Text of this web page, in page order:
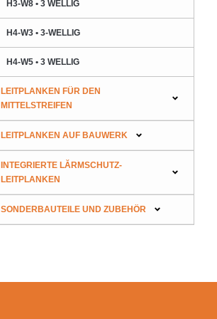
H3-W8 • 3 WELLIG
H4-W3 • 3-WELLIG
H4-W5 • 3 WELLIG
LEITPLANKEN FÜR DEN
MITTELSTREIFEN
LEITPLANKEN AUF BAUWERK
INTEGRIERTE LĂRMSCHUTZ-
LEITPLANKEN
SONDERBAUTEILE UND ZUBEHÖR